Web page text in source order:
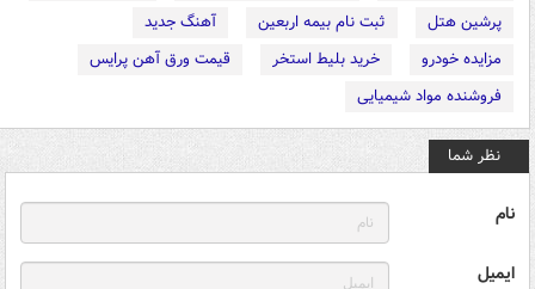
پرشین هتل
ثبت نام بیمه اربعین
آهنگ جدید
مزایده خودرو
خرید بلیط استخر
قیمت ورق آهن پرایس
فروشنده مواد شیمیایی
نظر شما
نام
ایمیل